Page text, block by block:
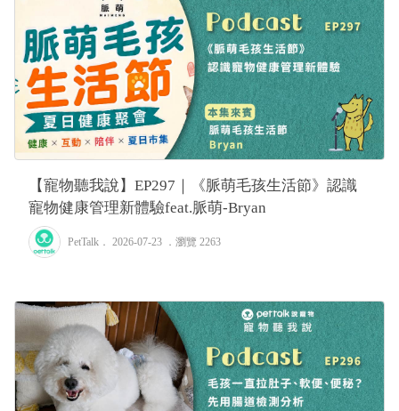
【寵物聽我說】EP297｜《脈萌毛孩生活節》認識
寵物健康管理新體驗feat.脈萌-Bryan
PetTalk ． 2026-07-23 ． 瀏覽 2263